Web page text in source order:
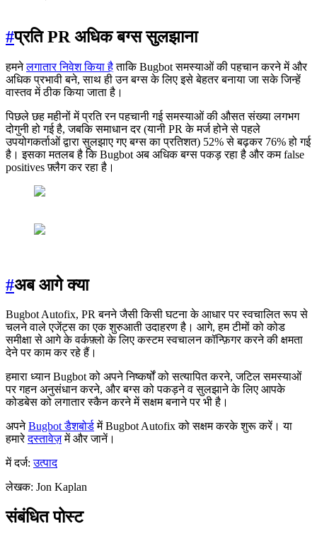
#प्रति PR अधिक बग्स सुलझाना
हमनेलगातारनिवेश किया हैताकि Bugbot समस्याओं की पहचान करने में और
अधिक प्रभावी बने, साथ ही उन बग्स के लिए इसे बेहतर बनाया जा सके जिन्हें
वास्तव में ठीक किया जाता है।
पिछले छह महीनों में प्रति रन पहचानी गई समस्याओं की औसत संख्या लगभग
दोगुनी हो गई है, जबकि समाधान दर (यानी PR के मर्ज होने से पहले
उपयोगकर्ताओं द्वारा सुलझाए गए बग्स का प्रतिशत) 52% से बढ़कर 76% हो गई
है। इसका मतलब है कि Bugbot अब अधिक बग्स पकड़ रहा है और कम false
positives फ़्लैग कर रहा है।
#अब आगे क्या
Bugbot Autofix, PR बनने जैसी किसी घटना के आधार पर स्वचालित रूप से
चलने वाले एजेंट्स का एक शुरुआती उदाहरण है। आगे, हम टीमों को कोड
समीक्षा से आगे के वर्कफ़्लो के लिए कस्टम स्वचालन कॉन्फ़िगर करने की क्षमता
देने पर काम कर रहे हैं।
हमारा ध्यान Bugbot को अपने निष्कर्षों को सत्यापित करने, जटिल समस्याओं
पर गहन अनुसंधान करने, और बग्स को पकड़ने व सुलझाने के लिए आपके
कोडबेस को लगातार स्कैन करने में सक्षम बनाने पर भी है।
अपनेBugbot डैशबोर्डमें Bugbot Autofix को सक्षम करके शुरू करें। या
हमारेदस्तावेज़में और जानें।
में दर्ज: उत्पाद
लेखक: Jon Kaplan
संबंधित पोस्ट